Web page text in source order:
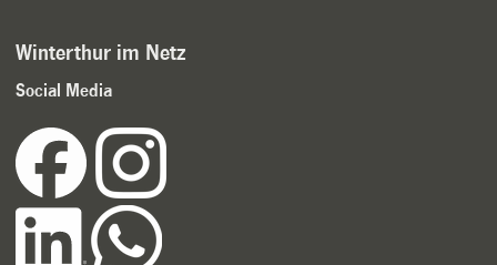
Winterthur im Netz
Social Media